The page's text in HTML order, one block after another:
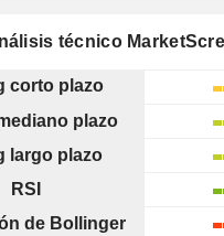
técnico
corto plazo
plazo
largo plazo
RSI
de Bollinger